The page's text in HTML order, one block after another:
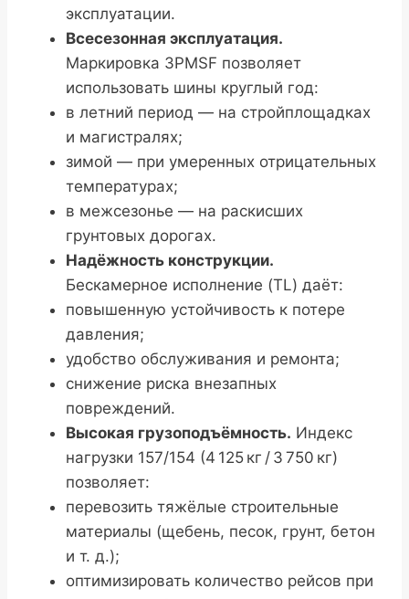
эксплуатации.
Всесезонная эксплуатация.
Маркировка 3PMSF позволяет
использовать шины круглый год:
в летний период — на стройплощадках
и магистралях;
зимой — при умеренных отрицательных
температурах;
в межсезонье — на раскисших
грунтовых дорогах.
Надёжность конструкции.
Бескамерное исполнение (TL) даёт:
повышенную устойчивость к потере
давления;
удобство обслуживания и ремонта;
снижение риска внезапных
повреждений.
Высокая грузоподъёмность. Индекс
нагрузки 157/154 (4 125 кг / 3 750 кг)
позволяет:
перевозить тяжёлые строительные
материалы (щебень, песок, грунт, бетон
и т. д.);
оптимизировать количество рейсов при